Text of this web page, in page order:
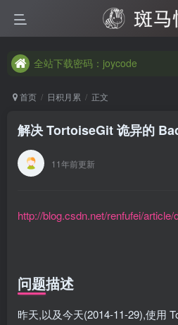
全站下载密码：joycode
全站下载密码：joycode
全站下载密码：joycode
首页 日积月累 正文
解决 TortoiseGit 诡异的
11年前更新
http://blog.csdn.net/renfufei/article/
问题描述
昨天,以及今天(2014-11-29),使用